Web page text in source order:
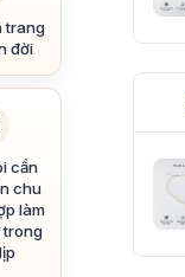
trang
đời
cẩn
chu
làm
trong